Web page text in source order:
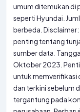
umum ditemukan
seperti Hyundai.
berbeda.
penting tentang
sumber data.
Oktober 2023.
untuk memverifikasi
dan terkini sebelum
tergantung pada